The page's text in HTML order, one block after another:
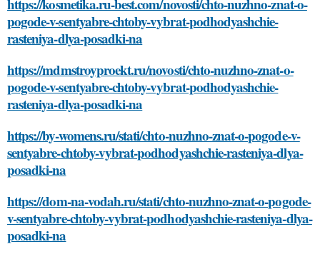
https://kosmetika.ru-best.com/novosti/chto-nuzhno-znat-o-
pogode-v-sentyabre-chtoby-vybrat-podhodyashchie-
rasteniya-dlya-posadki-na
https://mdmstroyproekt.ru/novosti/chto-nuzhno-znat-o-
pogode-v-sentyabre-chtoby-vybrat-podhodyashchie-
rasteniya-dlya-posadki-na
https://by-womens.ru/stati/chto-nuzhno-znat-o-pogode-v-
sentyabre-chtoby-vybrat-podhodyashchie-rasteniya-dlya-
posadki-na
https://dom-na-vodah.ru/stati/chto-nuzhno-znat-o-pogode-
v-sentyabre-chtoby-vybrat-podhodyashchie-rasteniya-dlya-
posadki-na